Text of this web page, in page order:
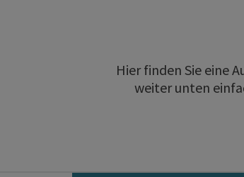
Hier finden Sie eine
weiter unten